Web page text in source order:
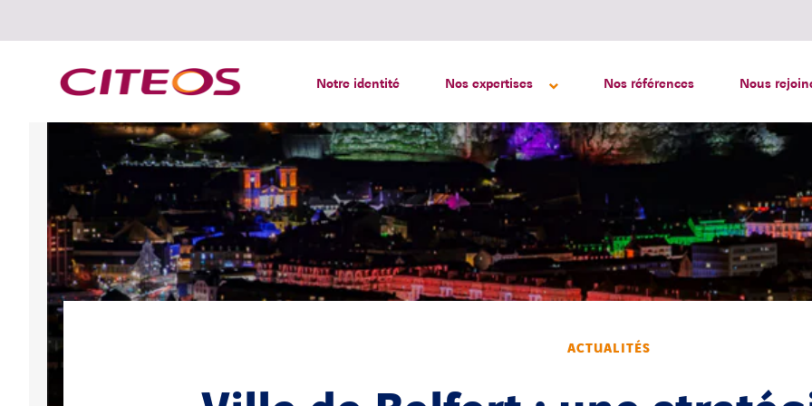
Notre identité Nos expertises Nos références Nous
Rechercher :
ACTUALITÉS